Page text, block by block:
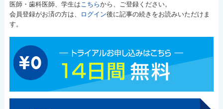
医師・歯科医師、学生はこちらから、ご登録ください。
会員登録がお済の方は、
ログイン後に記事の続きをお読みいただけま
す。